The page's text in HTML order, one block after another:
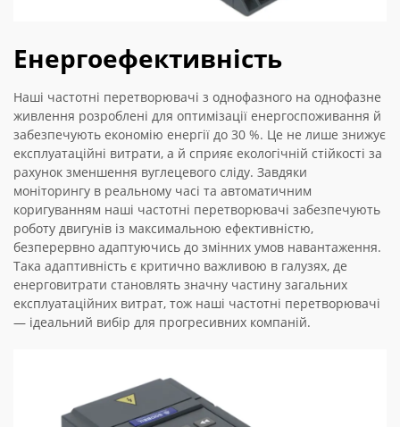
Енергоефективність
Наші частотні перетворювачі з однофазного на однофазне
живлення розроблені для оптимізації енергоспоживання й
забезпечують економію енергії до 30 %. Це не лише знижує
експлуатаційні витрати, а й сприяє екологічній стійкості за
рахунок зменшення вуглецевого сліду. Завдяки
моніторингу в реальному часі та автоматичним
коригуванням наші частотні перетворювачі забезпечують
роботу двигунів із максимальною ефективністю,
безперервно адаптуючись до змінних умов навантаження.
Така адаптивність є критично важливою в галузях, де
енерговитрати становлять значну частину загальних
експлуатаційних витрат, тож наші частотні перетворювачі
— ідеальний вибір для прогресивних компаній.